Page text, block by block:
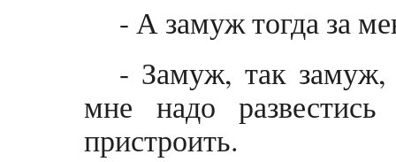
- А замуж тогда за
- Замуж, так замуж,
мне надо
пристроить.